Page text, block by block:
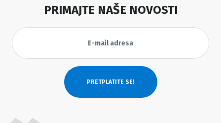
PRIMAJTE NAŠE NOVOSTI